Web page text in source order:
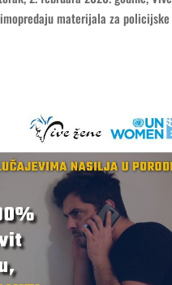
materijala za policijske